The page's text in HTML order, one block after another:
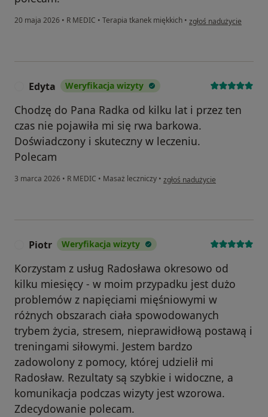
20 maja 2026 • R MEDIC • Terapia tkanek miękkich • w opinii użytkownika
zgłoś nadużycie
Edyta Weryfikacja wizyty
Chodzę do Pana Radka od kilku lat i przez ten
czas nie pojawiła mi się rwa barkowa.
Doświadczony i skuteczny w leczeniu.
Polecam
3 marca 2026 • R MEDIC • Masaż leczniczy • w opinii użytkownika Edyta
zgłoś nadużycie
Piotr Weryfikacja wizyty
Korzystam z usług Radosława okresowo od
kilku miesięcy - w moim przypadku jest dużo
problemów z napięciami mięśniowymi w
różnych obszarach ciała spowodowanych
trybem życia, stresem, nieprawidłową postawą i
treningami siłowymi. Jestem bardzo
zadowolony z pomocy, której udzielił mi
Radosław. Rezultaty są szybkie i widoczne, a
komunikacja podczas wizyty jest wzorowa.
Zdecydowanie polecam.